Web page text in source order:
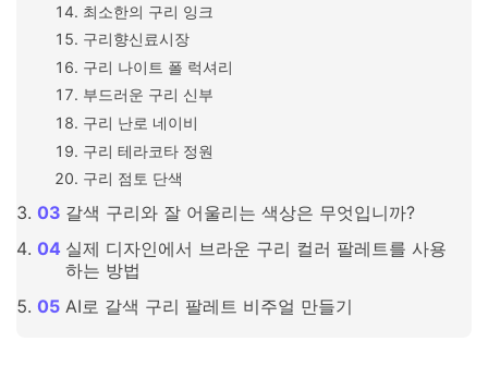
최소한의 구리 잉크
구리향신료시장
구리 나이트 폴 럭셔리
부드러운 구리 신부
구리 난로 네이비
구리 테라코타 정원
구리 점토 단색
갈색 구리와 잘 어울리는 색상은 무엇입니까?
실제 디자인에서 브라운 구리 컬러 팔레트를 사용
하는 방법
AI로 갈색 구리 팔레트 비주얼 만들기